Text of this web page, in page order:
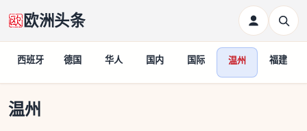
欧洲头条
西班牙 德国 华人 国内 国际 温州 福建
温州
温州